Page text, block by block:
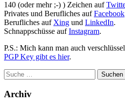
140 (oder mehr ;-) ) Zeichen auf
Privates und Berufliches aufFacebook
Berufliches auf Xing und LinkedIn.
Schnappschüsse aufInstagram.
P.S.: Mich kann man auch
PGP Key gibt es hier.
Archiv